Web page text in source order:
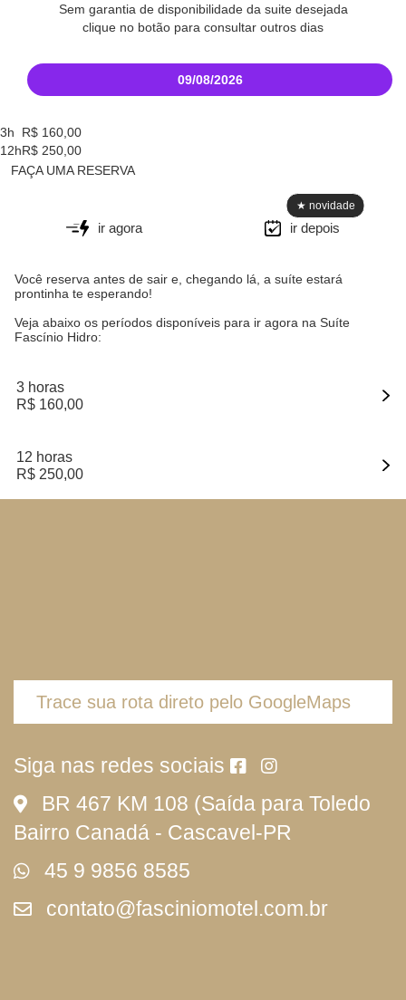
Sem garantia de disponibilidade da suite desejada
clique no botão para consultar outros dias
09/08/2026
3h R$ 160,00
12hR$ 250,00
FAÇA UMA RESERVA
ir agora ir depois
Você reserva antes de sair e, chegando lá, a suíte estará
prontinha te esperando!
Veja abaixo os períodos disponíveis para ir agora na Suíte
Fascínio Hidro:
3 horas
R$ 160,00
12 horas
R$ 250,00
Trace sua rota direto pelo GoogleMaps
Siga nas redes sociais
BR 467 KM 108 (Saída para Toledo
Bairro Canadá - Cascavel-PR
45 9 9856 8585
contato@fasciniomotel.com.br